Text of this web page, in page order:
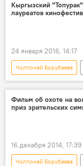
Кыргызский
лауреатов
24 января 2016, 14:17
Чолпонай Борубаева
Кыргызстан
Бангладеш
картина "Прах земной"
Фильм об охоте на
приз зрительских
16 декабря 2014, 17:39
Чолпонай Борубаева